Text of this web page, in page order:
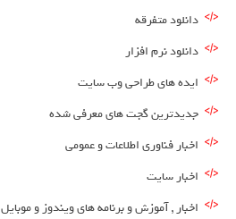
دانلود متفرقه
دانلود نرم افزار
ایده های طراحی وب سایت
جدیدترین گجت های معرفی شده
اخبار فناوری اطلاعات و عمومی
اخبار سایت
اخبار , آموزش و برنامه های ویندوز و موبایل